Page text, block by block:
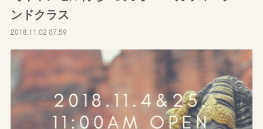
ンドクラス
2018.11.02 07:59